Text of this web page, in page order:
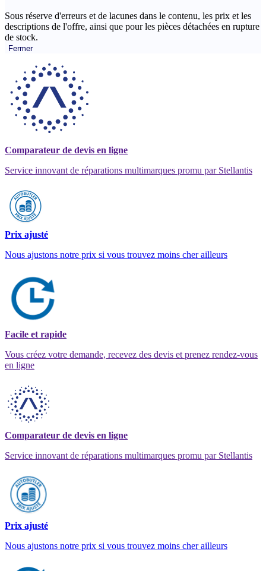
Sous réserve d'erreurs et de lacunes dans le contenu, les prix et les
descriptions de l'offre, ainsi que pour les pièces détachées en rupture
de stock.
Fermer
Comparateur de devis en ligne
Service innovant de réparations multimarques promu par Stellantis
Prix ajusté
Nous ajustons notre prix si vous trouvez moins cher ailleurs
Facile et rapide
Vous créez votre demande, recevez des devis et prenez rendez-vous
en ligne
Comparateur de devis en ligne
Service innovant de réparations multimarques promu par Stellantis
Prix ajusté
Nous ajustons notre prix si vous trouvez moins cher ailleurs